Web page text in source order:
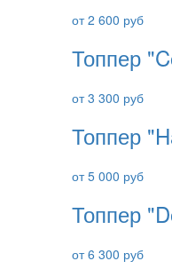
от 2 600 руб
Топпер
от 3 300 руб
Топпер
от 5 000 руб
Топпер
от 6 300 руб